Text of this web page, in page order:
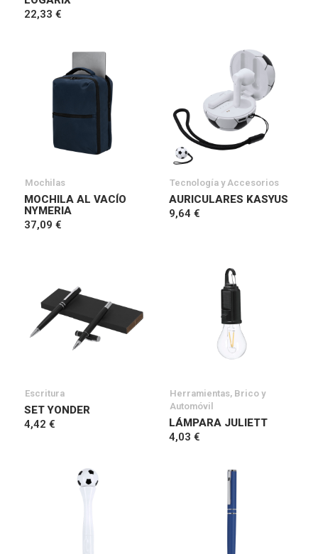
22,33 €
Mochilas
MOCHILA AL VACÍO
NYMERIA
37,09 €
Tecnología y Accesorios
AURICULARES KASYUS
9,64 €
Escritura
SET YONDER
4,42 €
Herramientas, Brico y
Automóvil
LÁMPARA JULIETT
4,03 €